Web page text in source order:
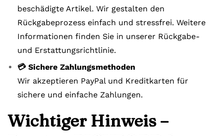
beschädigte Artikel. Wir gestalten den
Rückgabeprozess einfach und stressfrei. Weitere
Informationen finden Sie in unserer Rückgabe-
und Erstattungsrichtlinie.
💳 Sichere Zahlungsmethoden
Wir akzeptieren PayPal und Kreditkarten für
sichere und einfache Zahlungen.
Wichtiger Hinweis –